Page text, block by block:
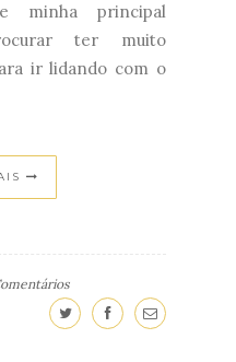
minha principal
ter muito
ir lidando com o